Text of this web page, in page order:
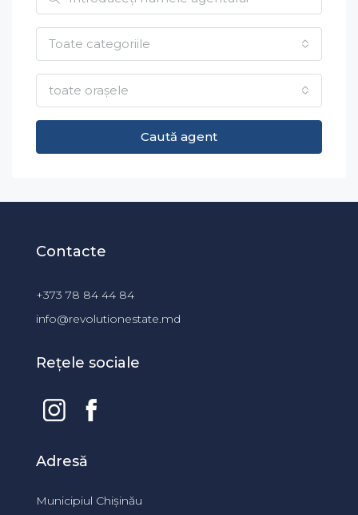
Toate categoriile
toate orașele
Caută agent
Contacte
+373 78 84 44 84
info@revolutionestate.md
Rețele sociale
Adresă
Municipiul Chișinău